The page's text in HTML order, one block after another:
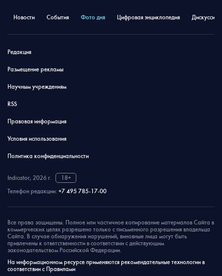
Новости События Фото дня Цифровая энциклопедия
Редакция
Размещение рекламы
Научным учреждениям
RSS
Правовая информация
Условия использования
Политика конфиденциальности
Indicator, 2026 г.
18+
Телефон редакции: +7 495 785-17-00
Все права защищены. Полное или частичное копирование материалов Сайта в
коммерческих целях разрешено только с письменного разрешения владельца
Сайта. В случае обнаружения нарушений, виновные лица могут быть
привлечены к ответственности в соответствии с действующим
законодательством Российской Федерации.
На информационном ресурсе применяются рекомендательные технологии в
соответствии с Правилами